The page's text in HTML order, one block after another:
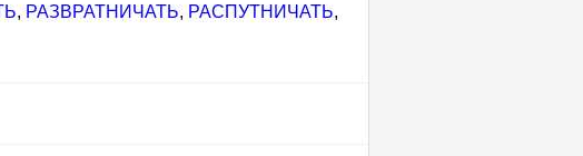
, РАЗВРАТНИЧАТЬ, РАСПУТНИЧАТЬ,